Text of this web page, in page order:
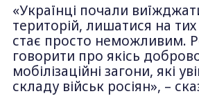
«Українці почали
територій, лишатися на тих
стає просто неможливим.
говорити про якісь
мобілізаційні загони, які
складу військ росіян», –